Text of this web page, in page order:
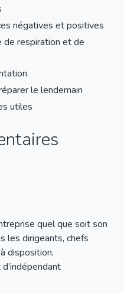
négatives et positives
de respiration et de
le lendemain
utiles
quel que soit son
les dirigeants, chefs
disposition,